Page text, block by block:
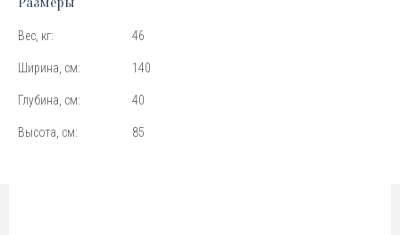
Вес, кг: 46
Ширина, см: 140
Глубина, см: 40
Высота, см: 85